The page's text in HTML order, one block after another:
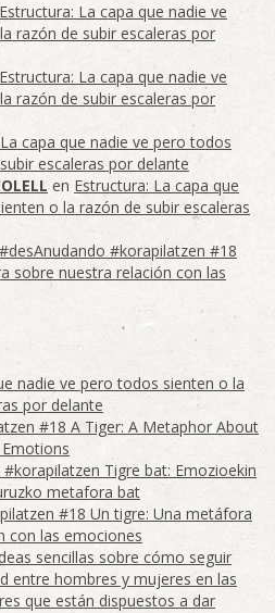
Estructura: La capa que nadie ve
razón de subir escaleras por
Estructura: La capa que nadie ve
razón de subir escaleras por
capa que nadie ve pero todos
escaleras por delante
en Estructura: La capa que
o la razón de subir escaleras
#desAnudando #korapilatzen #18
sobre nuestra relación con las
nadie ve pero todos sienten o la
por delante
#18 A Tiger: A Metaphor About
Tigre bat: Emozioekin
metafora bat
#18 Un tigre: Una metáfora
con las emociones
sencillas sobre cómo seguir
entre hombres y mujeres en las
que están dispuestos a dar